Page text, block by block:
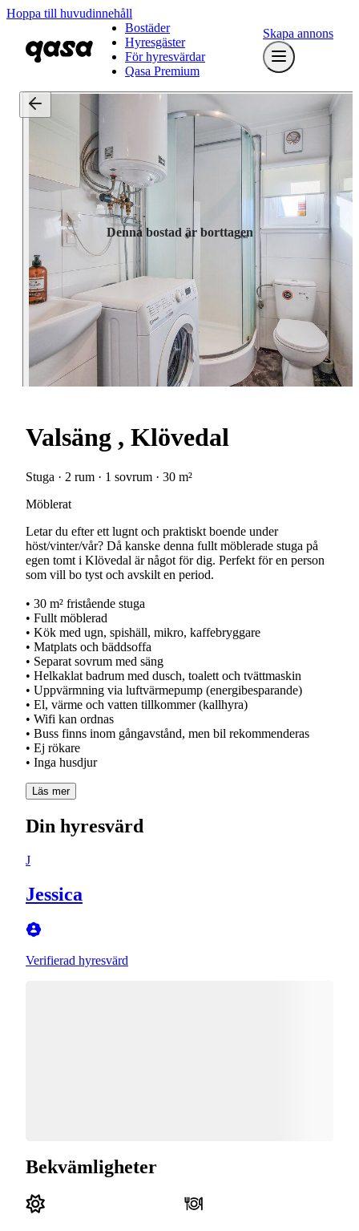
Hoppa till huvudinnehåll
Bostäder
Hyresgäster
För hyresvärdar
Qasa Premium
Skapa annons
Denna bostad är borttagen
Valsäng , Klövedal
Stuga · 2 rum · 1 sovrum · 30 m²
Möblerat
Letar du efter ett lugnt och praktiskt boende under
höst/vinter/vår? Då kanske denna fullt möblerade stuga på
egen tomt i Klövedal är något för dig. Perfekt för en person
som vill bo tyst och avskilt en period.
• 30 m² fristående stuga
• Fullt möblerad
• Kök med ugn, spishäll, mikro, kaffebryggare
• Matplats och bäddsoffa
• Separat sovrum med säng
• Helkaklat badrum med dusch, toalett och tvättmaskin
• Uppvärmning via luftvärmepump (energibesparande)
• El, värme och vatten tillkommer (kallhyra)
• Wifi kan ordnas
• Buss finns inom gångavstånd, men bil rekommenderas
• Ej rökare
• Inga husdjur
Läs mer
Din hyresvärd
J
Jessica
Verifierad hyresvärd
Bekvämligheter